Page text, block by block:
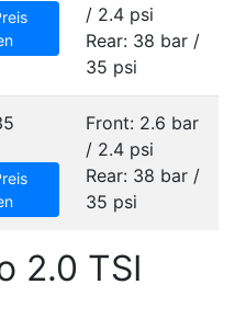
/ 2.4 psi
Rear: 38 bar /
35 psi
Front: 2.6 bar
/ 2.4 psi
Rear: 38 bar /
35 psi
2.0 TSI